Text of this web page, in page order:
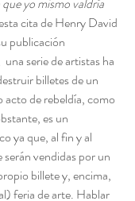
cita de Henry David
publicación
serie de artistas ha
billetes de un
de rebeldía, como
es un
ya que, al fin y al
vendidas por un
billete y, encima,
feria de arte. Hablar